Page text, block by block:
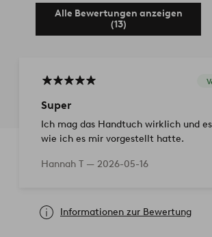
Alle Bewertungen anzeigen
(13)
Super
Ich mag das Handtuch wirklich und
wie ich es mir vorgestellt hatte.
Hannah T — 2026-05-16
Informationen zur Bewertung